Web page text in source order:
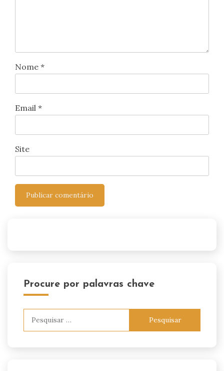
Nome *
Email *
Site
Procure por palavras chave